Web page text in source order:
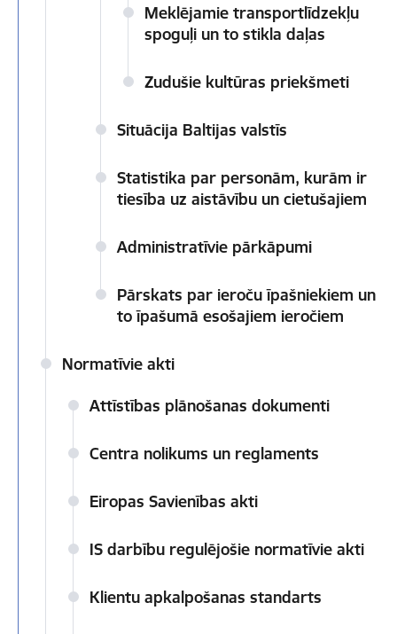
Meklējamie transportlīdzekļu
spoguļi un to stikla daļas
Zudušie kultūras priekšmeti
Situācija Baltijas valstīs
Statistika par personām, kurām ir
tiesība uz aistāvību un cietušajiem
Administratīvie pārkāpumi
Pārskats par ieroču īpašniekiem un
to īpašumā esošajiem ieročiem
Normatīvie akti
Attīstības plānošanas dokumenti
Centra nolikums un reglaments
Eiropas Savienības akti
IS darbību regulējošie normatīvie akti
Klientu apkalpošanas standarts